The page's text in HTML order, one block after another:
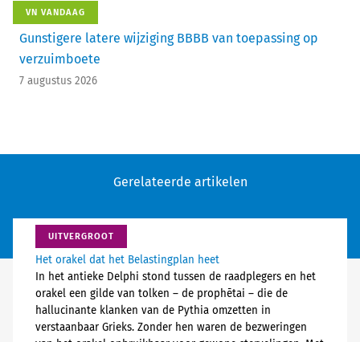
VN VANDAAG
Gunstigere latere wijziging BBBB van toepassing op
verzuimboete
7 augustus 2026
Gerelateerde artikelen
UITVERGROOT
Het orakel dat het Belastingplan heet
In het antieke Delphi stond tussen de raadplegers en het
orakel een gilde van tolken – de prophētai – die de
hallucinante klanken van de Pythia omzetten in
verstaanbaar Grieks. Zonder hen waren de bezweringen